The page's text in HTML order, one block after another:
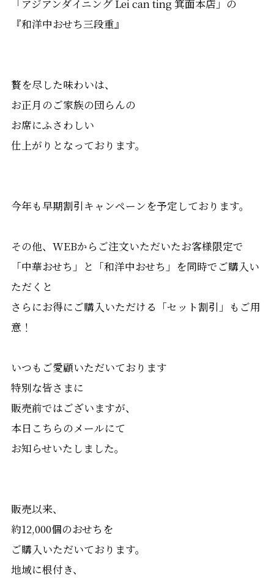
「アジアンダイニング Lei can ting 箕面本店」の
『和洋中おせち三段重』
贅を尽した味わいは、
お正月のご家族の団らんの
お席にふさわしい
仕上がりとなっております。
今年も早期割引キャンペーンを予定しております。
その他、WEBからご注文いただいたお客様限定で
「中華おせち」と「和洋中おせち」を同時でご購入い
ただくと
さらにお得にご購入いただける「セット割引」もご用
意！
いつもご愛顧いただいております
特別な皆さまに
販売前ではございますが、
本日こちらのメールにて
お知らせいたしました。
販売以来、
約12,000個のおせちを
ご購入いただいております。
地域に根付き、